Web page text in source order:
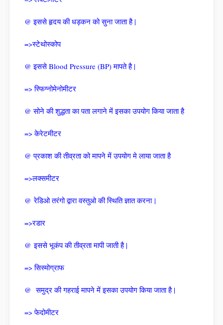
@ इससे हृदय की धड़कन को सुना जाता है |
=>स्टेथोस्कोप
@ इससे Blood Pressure (BP) मापते है |
=> स्फिग्नोमेनोमीटर
@ सोने की शुद्धता का पता लगाने में इसका उपयोग किया जाता है
=> केरेटमीटर
@ प्रकाश की तीव्रता को मापने में उपयोग मे लाया जाता है
=>लक्समीटर
@ रेडिओ तरंगो द्वारा वस्तुओ की स्थिति ज्ञात करना |
=>रडार
@ इससे भूकंप की तीव्रता मापी जाती है |
=> सिस्मोग्राफ
@ समुद्र की गहराई मापने में इसका उपयोग किया जाता है |
=> फेदोमीटर